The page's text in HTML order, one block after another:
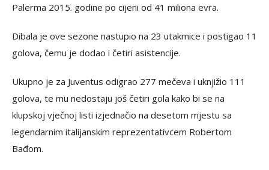
Palerma 2015. godine po cijeni od 41 miliona evra.
Dibala je ove sezone nastupio na 23 utakmice i postigao 11
golova, čemu je dodao i četiri asistencije.
Ukupno je za Juventus odigrao 277 mečeva i uknjižio 111
golova, te mu nedostaju još četiri gola kako bi se na
klupskoj vječnoj listi izjednačio na desetom mjestu sa
legendarnim italijanskim reprezentativcem Robertom
Bađom.